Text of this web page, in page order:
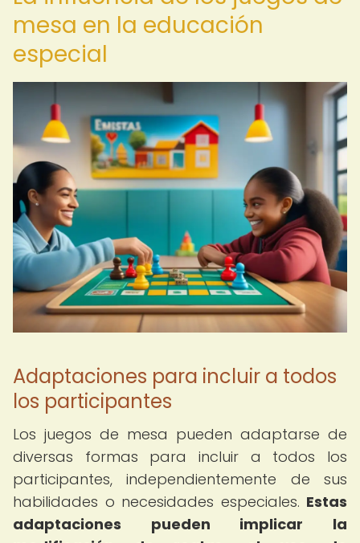
mesa en la educación
especial
Adaptaciones para incluir a todos
los participantes
Los juegos de mesa pueden adaptarse de
diversas formas para incluir a todos los
participantes, independientemente de sus
habilidades o necesidades especiales. Estas
adaptaciones pueden implicar la